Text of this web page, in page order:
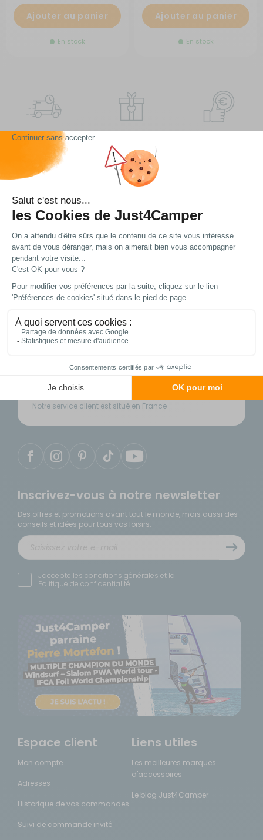
Ajouter au panier
En stock
Ajouter au panier
En stock
Livraison express
à domicile ou en point
relais
OFFERTS
à partir de 99€
d’achat*
Vous avez une question ?
Nous avons plein de réponses... Peut-être trouverez
vous ce dont vous avez besoin !
Voir nos FAQ
04 86 25 75 49
Notre service client est situé en France
Inscrivez-vous à notre newsletter
Des offres et promotions avant tout le monde, mais aussi des
conseils et idées pour tous vos loisirs.
J'accepte les conditions générales et la
Politique de confidentialité
Espace client
Mon compte
Adresses
Historique de vos commandes
Suivi de commande invité
Liens utiles
Les meilleures marques
d'accessoires
Le blog Just4Camper